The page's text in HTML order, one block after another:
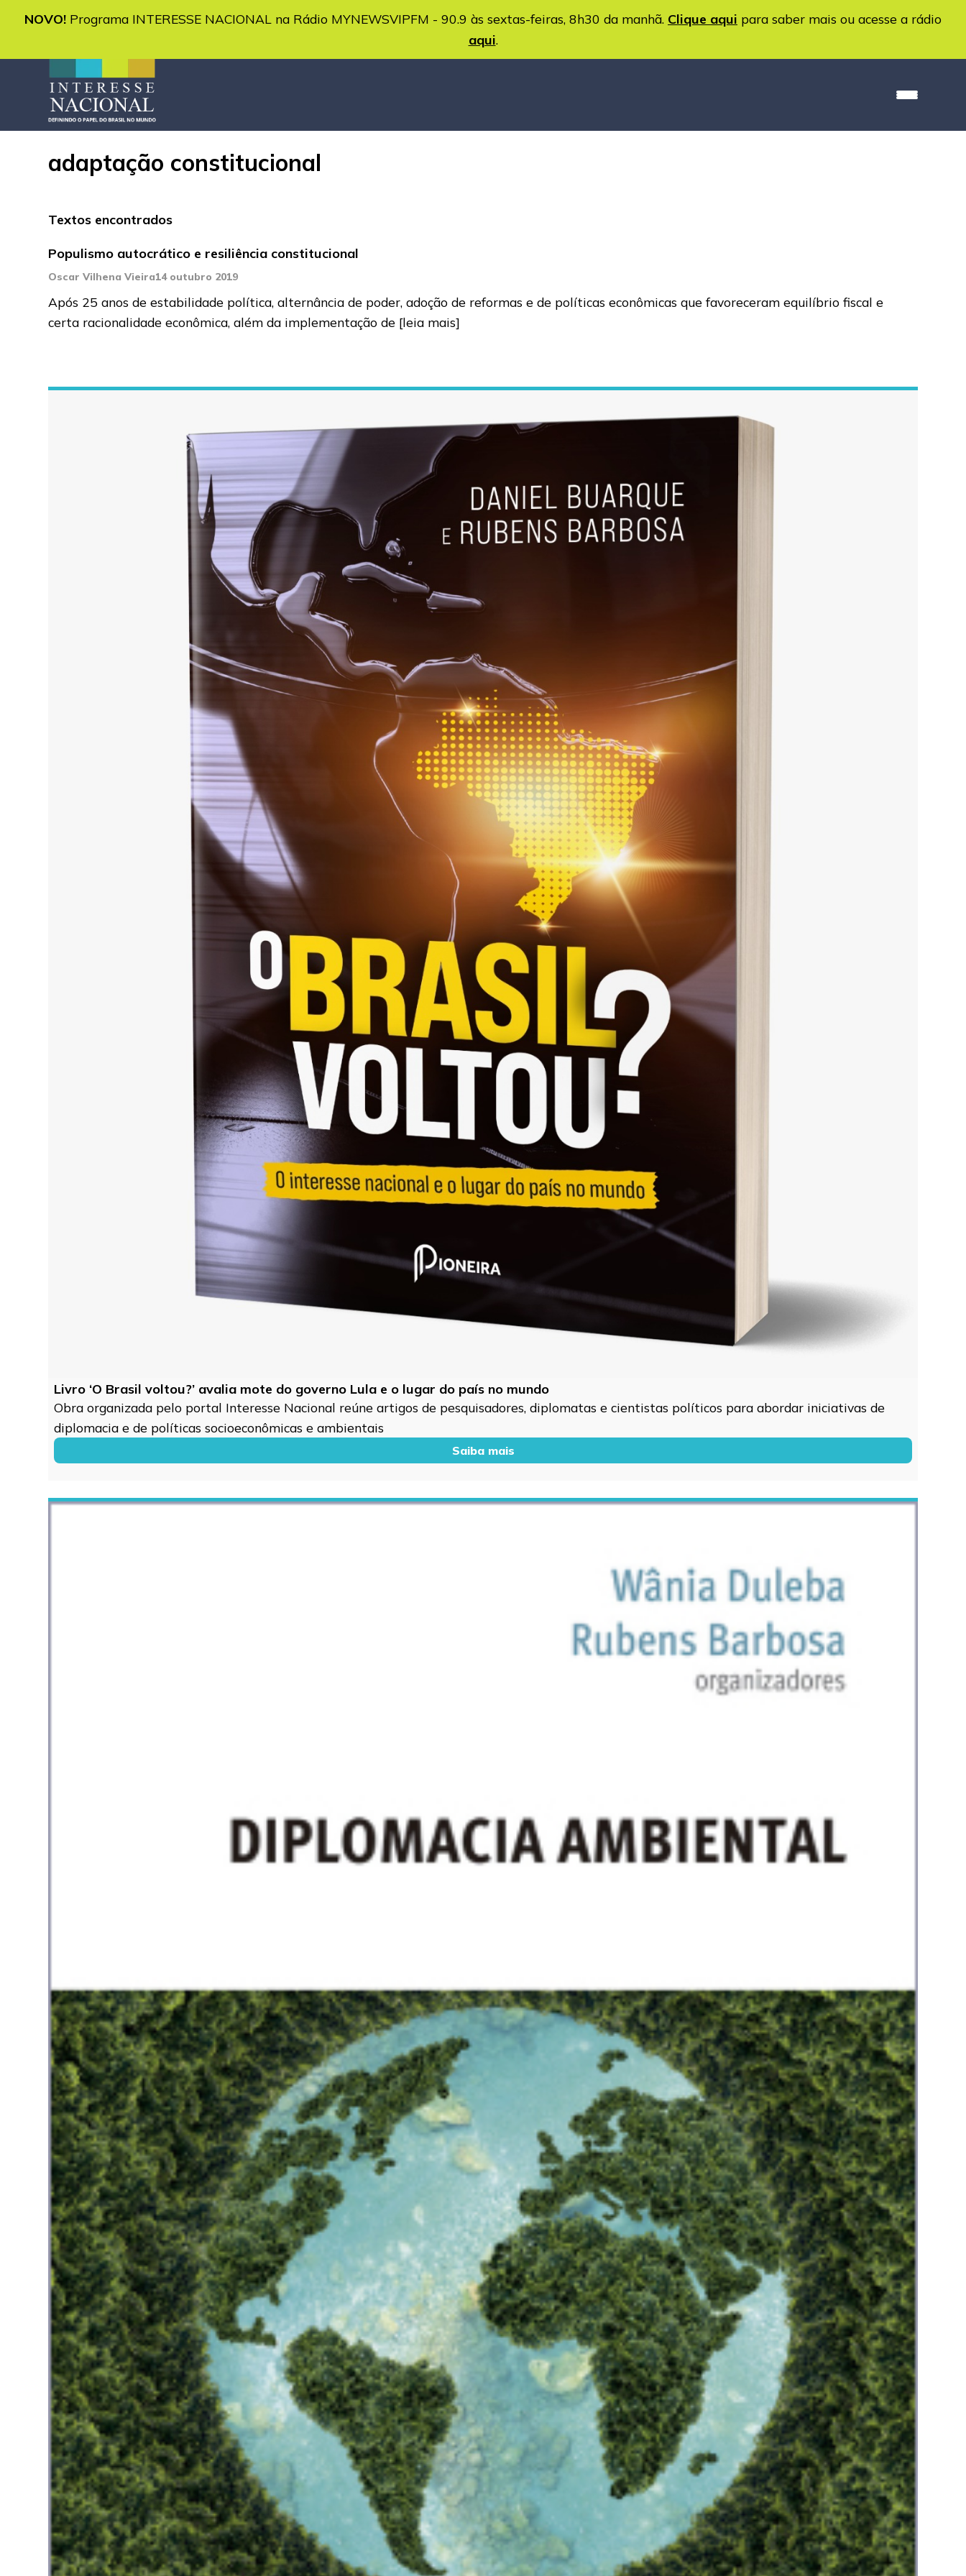
NOVO! Programa INTERESSE NACIONAL na Rádio MYNEWSVIPFM - 90.9 às sextas-feiras, 8h30 da manhã. Clique aqui para saber mais ou acesse a rádio
aqui.
adaptação constitucional
Textos encontrados
Populismo autocrático e resiliência constitucional
Oscar Vilhena Vieira14 outubro 2019
Após 25 anos de estabilidade política, alternância de poder, adoção de reformas e de políticas econômicas que favoreceram equilíbrio fiscal e
certa racionalidade econômica, além da implementação de [leia mais]
Livro ‘O Brasil voltou?’ avalia mote do governo Lula e o lugar do país no mundo
Obra organizada pelo portal Interesse Nacional reúne artigos de pesquisadores, diplomatas e cientistas políticos para abordar iniciativas de
diplomacia e de políticas socioeconômicas e ambientais
Saiba mais